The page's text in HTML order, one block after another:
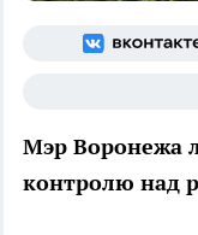
Мэр Воронежа
контролю над